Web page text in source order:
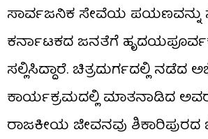
ಸಾರ್ವಜನಿಕ ಸೇವೆಯ ಪಯಣವನ್ನು
ಕರ್ನಾಟಕದ ಜನತೆಗೆ ಹೃದಯಪೂರ್ವಕ
ಸಲ್ಲಿಸಿದ್ದಾರೆ. ಚಿತ್ರದುರ್ಗದಲ್ಲಿ
ಕಾರ್ಯಕ್ರಮದಲ್ಲಿ ಮಾತನಾಡಿದ
ರಾಜಕೀಯ ಜೀವನವು